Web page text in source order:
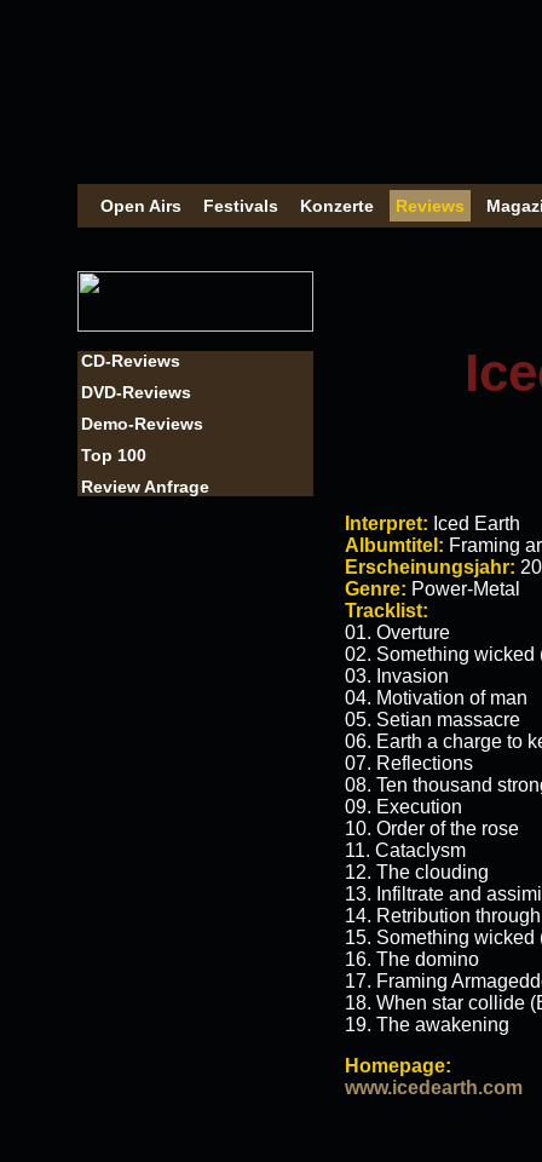
Open Airs Festivals Konzerte Reviews
CD-Reviews
DVD-Reviews
Demo-Reviews
Top 100
Review Anfrage
Interpret: Iced Earth
Albumtitel: Framing
Erscheinungsjahr:
Genre: Power-Metal
Tracklist:
01. Overture
02. Something wicked
03. Invasion
04. Motivation of man
05. Setian massacre
06. Earth a charge to
07. Reflections
08. Ten thousand
09. Execution
10. Order of the rose
11. Cataclysm
12. The clouding
13. Infiltrate and
14. Retribution
15. Something wicked
16. The domino
17. Framing
18. When star collide
19. The awakening
Homepage:
www.icedearth.com